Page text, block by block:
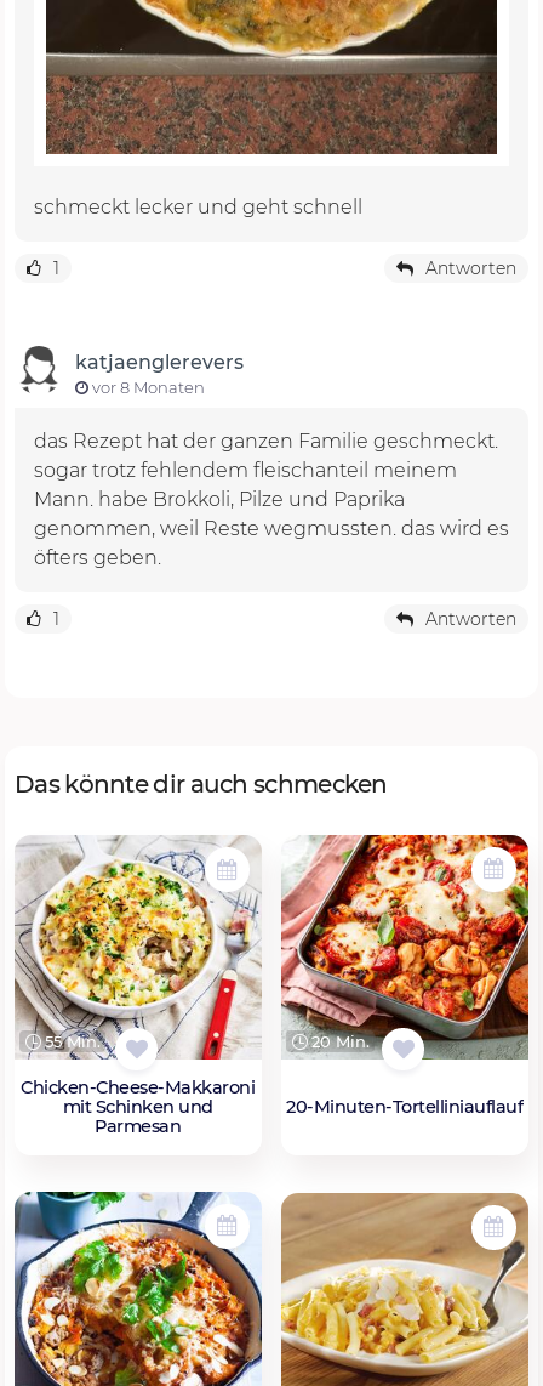
schmeckt lecker und geht schnell
1 Antworten
katjaenglerevers
vor 8 Monaten
das Rezept hat der ganzen Familie geschmeckt.
sogar trotz fehlendem fleischanteil meinem
Mann. habe Brokkoli, Pilze und Paprika
genommen, weil Reste wegmussten. das wird es
öfters geben.
1 Antworten
Das könnte dir auch schmecken
55 Min.
Chicken-Cheese-Makkaroni
mit Schinken und
Parmesan
20 Min.
20-Minuten-Tortelliniauflauf